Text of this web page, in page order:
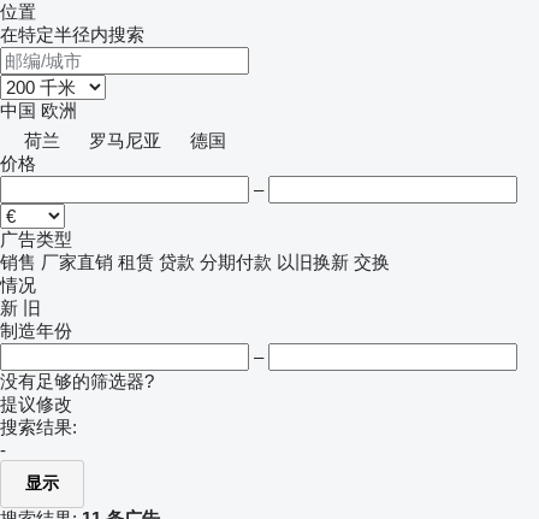
位置
在特定半径内搜索
中国 欧洲
荷兰
罗马尼亚
德国
价格
–
广告类型
销售 厂家直销 租赁 贷款 分期付款 以旧换新 交换
情况
新 旧
制造年份
–
没有足够的筛选器?
提议修改
搜索结果:
-
显示